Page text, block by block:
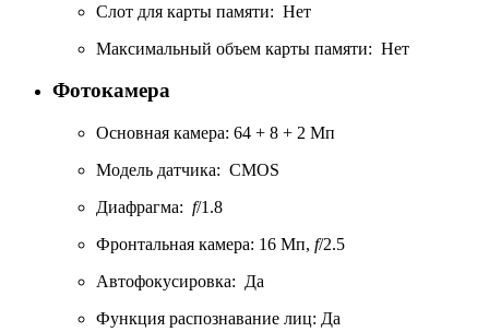
Слот для карты памяти: Нет
Максимальный объем карты памяти: Нет
Фотокамера
Основная камера: 64 + 8 + 2 Мп
Модель датчика: CMOS
Диафрагма: f/1.8
Фронтальная камера: 16 Мп, f/2.5
Автофокусировка: Да
Функция распознавание лиц: Да